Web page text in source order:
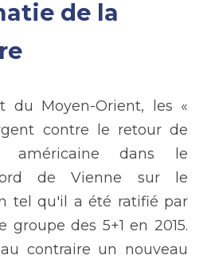
de la
du Moyen-Orient, les «
contre le retour de
américaine dans le
de Vienne sur le
tel qu'il a été ratifié par
groupe des 5+1 en 2015.
contraire un nouveau